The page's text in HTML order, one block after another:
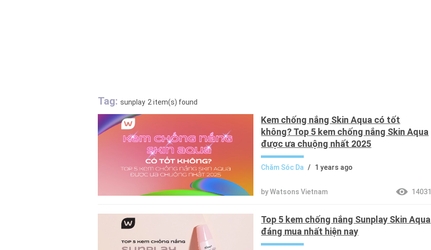
Tag: sunplay 2 item(s) found
Kem chống nắng Skin Aqua có tốt
không? Top 5 kem chống nắng Skin Aqua
được ưa chuộng nhất 2025
Chăm Sóc Da / 1 years ago
by Watsons Vietnam 14031
Top 5 kem chống nắng Sunplay Skin Aqua
đáng mua nhất hiện nay